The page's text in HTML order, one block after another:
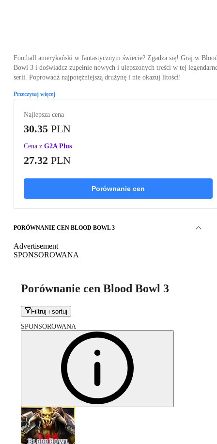
Football amerykański w fantastycznym świecie? Zgadza się! Graj w
Bowl 3 i doświadcz zupełnie nowych i ulepszonych treści w tej
serii. Poprowadź najpotężniejszą drużynę i nie okazuj litości!
Przeczytaj więcej
Najlepsza cena
30.35 PLN
Cena z G2A Plus
27.32 PLN
Porównanie cen
PORÓWNANIE CEN BLOOD BOWL 3
Advertisement
SPONSOROWANA
Porównanie cen Blood Bowl 3
Filtruj i sortuj
SPONSOROWANA